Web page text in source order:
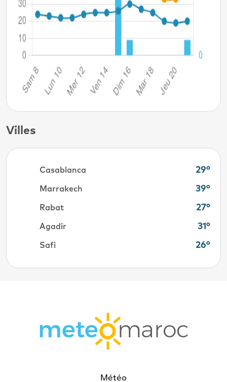
Villes
Casablanca 29°
Marrakech 39°
Rabat 27°
Agadir 31°
Safi 26°
Météo